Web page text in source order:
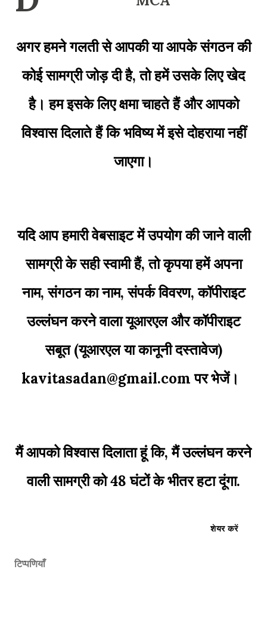
अगर हमने गलती से आपकी या आपके संगठन की
कोई सामग्री जोड़ दी है, तो हमें उसके लिए खेद
है। हम इसके लिए क्षमा चाहते हैं और आपको
विश्वास दिलाते हैं कि भविष्य में इसे दोहराया नहीं
जाएगा।
यदि आप हमारी वेबसाइट में उपयोग की जाने वाली
सामग्री के सही स्वामी हैं, तो कृपया हमें अपना
नाम, संगठन का नाम, संपर्क विवरण, कॉपीराइट
उल्लंघन करने वाला यूआरएल और कॉपीराइट
सबूत (यूआरएल या कानूनी दस्तावेज)
kavitasadan@gmail.comपरभेजें।
मैं आपको विश्वास दिलाता हूं कि, मैं उल्लंघन करने
वाली सामग्री को 48 घंटों के भीतर हटा दूंगा.
शेयर करें
टिप्पणियाँ